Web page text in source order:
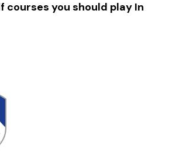
courses you should play In